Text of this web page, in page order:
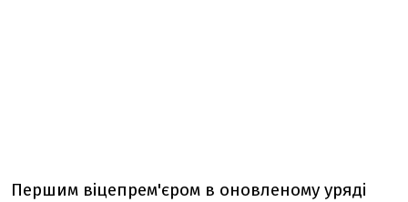
Першим віцепрем'єром в оновленому уряді